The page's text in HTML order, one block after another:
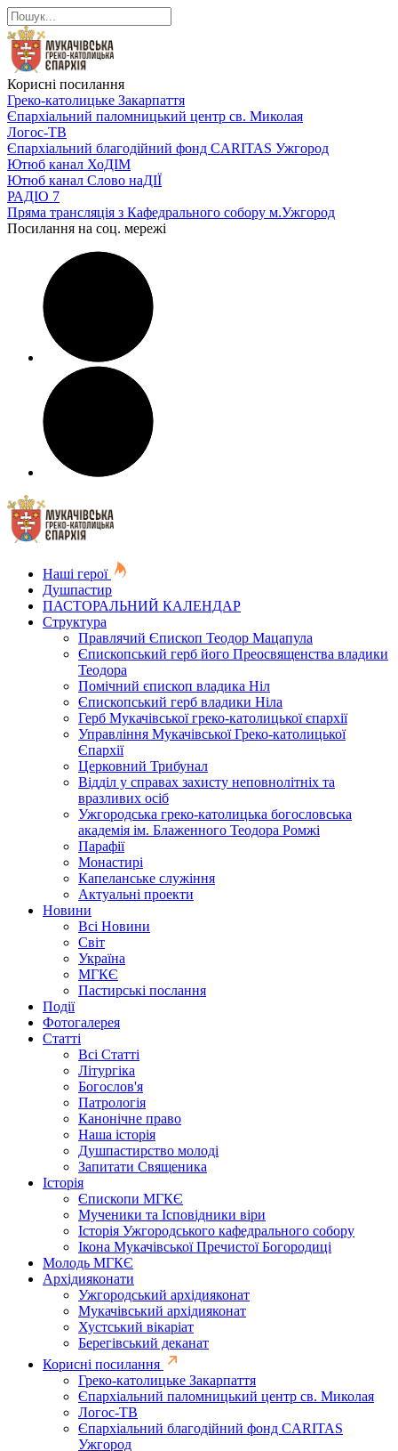
Корисні посилання
Греко-католицьке Закарпаття
Єпархіальний паломницький центр св. Миколая
Логос-ТВ
Єпархіальний благодійний фонд CARITAS Ужгород
Ютюб канал ХоДІМ
Ютюб канал Слово наДІЇ
РАДІО 7
Пряма трансляція з Кафедрального собору м.Ужгород
Посилання на соц. мережі
Наші герої
Душпастир
ПАСТОРАЛЬНИЙ КАЛЕНДАР
Структура
Правлячий Єпископ Теодор Мацапула
Єпископський герб його Преосвященства владики
Теодора
Помічний єпископ владика Ніл
Єпископський герб владики Ніла
Герб Мукачівської греко-католицької єпархії
Управління Мукачівської Греко-католицької
Єпархії
Церковний Трибунал
Відділ у справах захисту неповнолітніх та
вразливих осіб
Ужгородська греко-католицька богословська
академія ім. Блаженного Теодора Ромжі
Парафії
Монастирі
Капеланське служіння
Актуальні проекти
Новини
Всі Новини
Світ
Україна
МГКЄ
Пастирські послання
Події
Фотогалерея
Статті
Всі Статті
Літургіка
Богослов'я
Патрологія
Канонічне право
Наша історія
Душпастирство молоді
Запитати Священика
Історія
Єпископи МГКЄ
Мученики та Ісповідники віри
Історія Ужгородського кафедрального собору
Ікона Мукачівської Пречистої Богородиці
Молодь МГКЄ
Архідияконати
Ужгородський архідияконат
Мукачівський архідияконат
Хустський вікаріат
Берегівський деканат
Корисні посилання
Греко-католицьке Закарпаття
Єпархіальний паломницький центр св. Миколая
Логос-ТВ
Єпархіальний благодійний фонд CARITAS
Ужгород